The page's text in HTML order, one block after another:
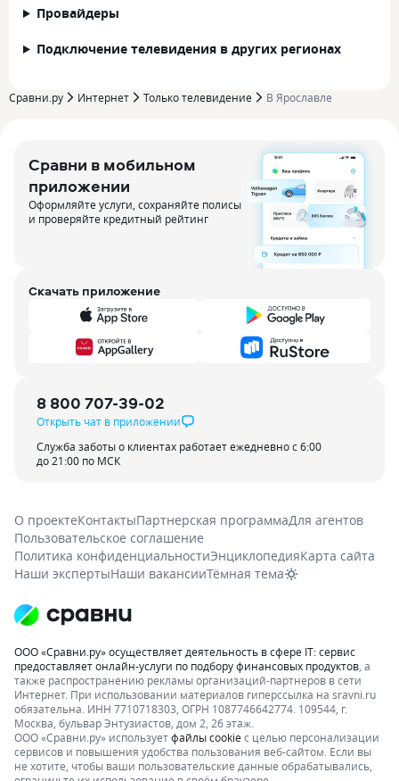
Провайдеры
Подключение телевидения в других регионах
Сравни.ру Интернет Только телевидение В Ярославле
Сравни в мобильном
приложении
Оформляйте услуги, сохраняйте полисы
и проверяйте кредитный рейтинг
Скачать приложение
8 800 707-39-02
Открыть чат в приложении
Служба заботы о клиентах работает ежедневно с 6:00
до 21:00 по МСК
О проектеКонтактыПартнерская программаДля агентов
Пользовательское соглашение
Политика конфиденциальностиЭнциклопедияКарта сайта
Наши экспертыНаши вакансииТёмная тема
ООО «Сравни.ру» осуществляет деятельность в сфере IT: сервис
предоставляет онлайн-услуги по подбору финансовых продуктов , а
также распространению рекламы организаций-партнеров в сети
Интернет. При использовании материалов гиперссылка на sravni.ru
обязательна. ИНН 7710718303, ОГРН 1087746642774. 109544, г.
Москва, бульвар Энтузиастов, дом 2, 26 этаж.
ООО «Сравни.ру» используетфайлы cookieс целью персонализации
сервисов и повышения удобства пользования веб-сайтом. Если вы
не хотите, чтобы ваши пользовательские данные обрабатывались,